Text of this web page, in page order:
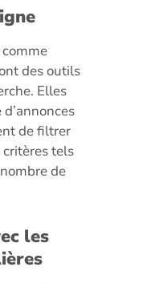
des outils
Elles
de filtrer
tels
de
les